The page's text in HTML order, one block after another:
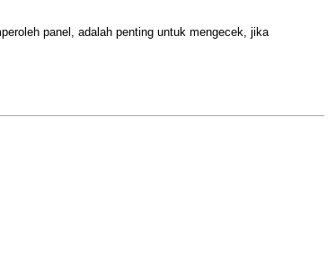
panel, adalah penting untuk mengecek, jika